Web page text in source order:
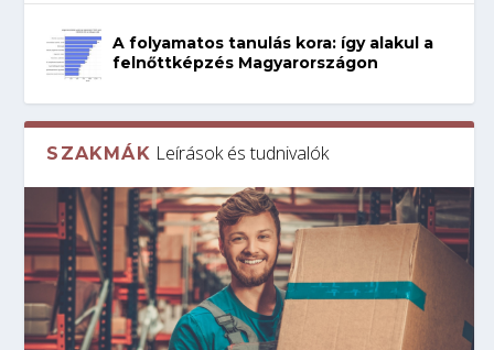
A folyamatos tanulás kora: így alakul a
felnőttképzés Magyarországon
SZAKMÁK Leírások és tudnivalók